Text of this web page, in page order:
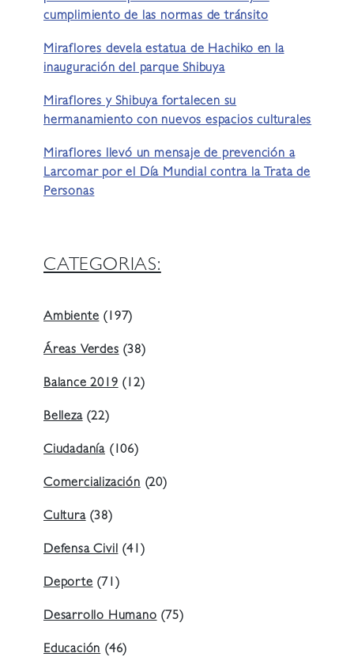
cumplimiento de las normas de tránsito
Miraflores devela estatua de Hachiko en la
inauguración del parque Shibuya
Miraflores y Shibuya fortalecen su
hermanamiento con nuevos espacios culturales
Miraflores llevó un mensaje de prevención a
Larcomar por el Día Mundial contra la Trata de
Personas
CATEGORIAS:
Ambiente (197)
Áreas Verdes (38)
Balance 2019 (12)
Belleza(22)
Ciudadanía (106)
Comercialización (20)
Cultura(38)
Defensa Civil (41)
Deporte (71)
Desarrollo Humano (75)
Educación (46)